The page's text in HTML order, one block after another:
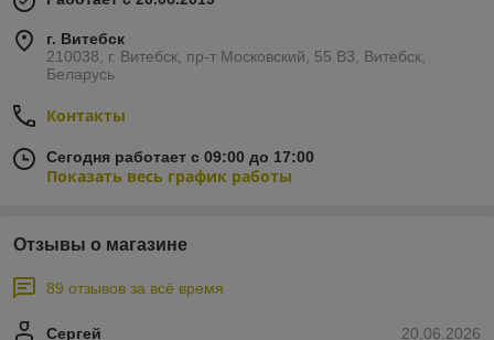
г. Витебск
210038, г. Витебск, пр-т Московский, 55 B3, Витебск,
Беларусь
Контакты
Сегодня работает с 09:00 до 17:00
Показать весь график работы
Отзывы о магазине
89 отзывов за всё время
20.06.2026
Сергей